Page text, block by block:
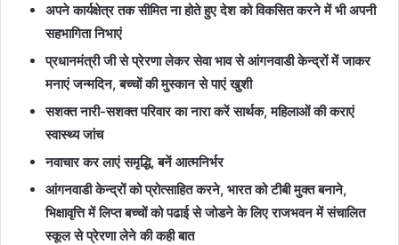
अपने कार्यक्षेत्र तक सीमित ना होते हुए देश को विकसित करने में भी अपनी
सहभागिता निभाएं
प्रधानमंत्री जी से प्रेरणा लेकर सेवा भाव से आंगनवाडी केन्द्रों में जाकर
मनाएं जन्मदिन, बच्चों की मुस्कान से पाएं खुशी
सशक्त नारी-सशक्त परिवार का नारा करें सार्थक, महिलाओं की कराएं
स्वास्थ्य जांच
नवाचार कर लाएं समृद्धि, बनें आत्मनिर्भर
आंगनवाडी केन्द्रों को प्रोत्साहित करने, भारत को टीबी मुक्त बनाने,
भिक्षावृत्ति में लिप्त बच्चों को पढाई से जोडने के लिए राजभवन में संचालित
स्कूल से प्रेरणा लेने की कही बात